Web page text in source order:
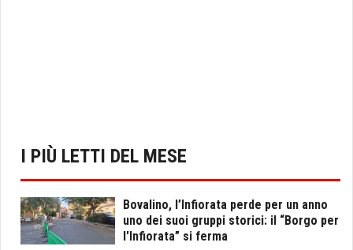
I PIÙ LETTI DEL MESE
Bovalino, l’Infiorata perde per un anno
uno dei suoi gruppi storici: il “Borgo per
l'Infiorata” si ferma